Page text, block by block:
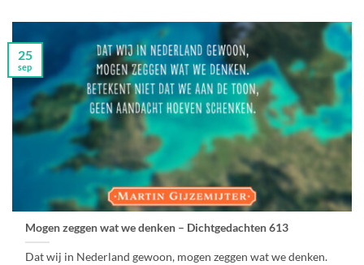
Mogen zeggen wat we denken – Dichtgedachten 613
Dat wij in Nederland gewoon, mogen zeggen wat we denken.
25
sep